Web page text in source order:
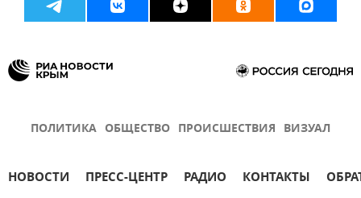
ПОЛИТИКА ОБЩЕСТВО ПРОИСШЕСТВИЯ ВИЗУАЛ
НОВОСТИ ПРЕСС-ЦЕНТР РАДИО КОНТАКТЫ